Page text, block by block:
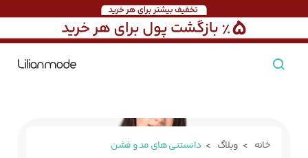
خانه وبلاگ دانستنی های مد و فشن